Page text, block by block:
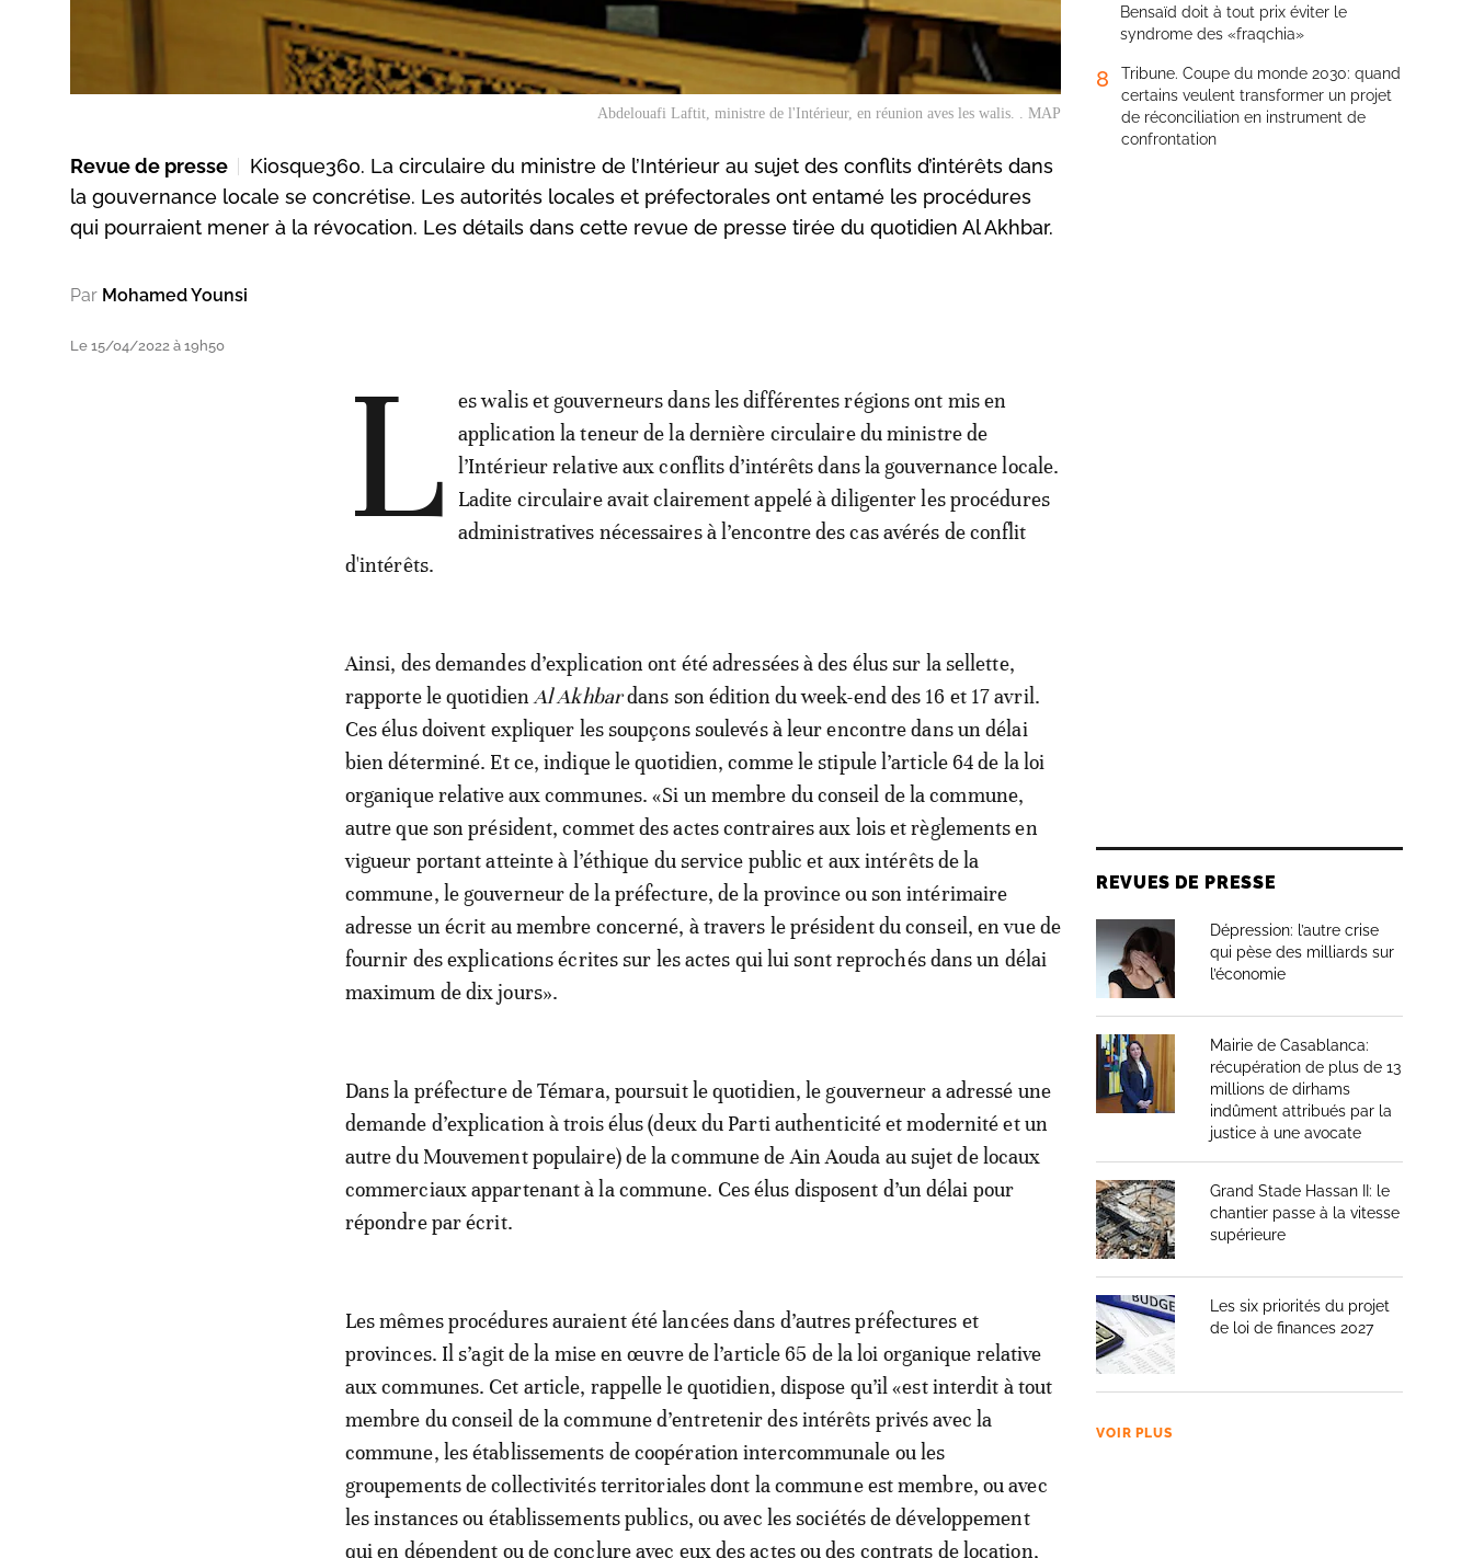
Abdelouafi Laftit, ministre de l'Intérieur, en réunion aves les walis. . MAP
Revue de presse
Kiosque360. La circulaire du ministre de l’Intérieur au sujet des conflits d’intérêts dans
la gouvernance locale se concrétise. Les autorités locales et préfectorales ont entamé les procédures
qui pourraient mener à la révocation. Les détails dans cette revue de presse tirée du quotidien Al Akhbar.
Par Mohamed Younsi
Le 15/04/2022 à 19h50 L
es walis et gouverneurs dans les différentes régions ont mis en
application la teneur de la dernière circulaire du ministre de
l’Intérieur relative aux conflits d’intérêts dans la gouvernance locale.
Ladite circulaire avait clairement appelé à diligenter les procédures
administratives nécessaires à l’encontre des cas avérés de conflit
d'intérêts.
Ainsi, des demandes d’explication ont été adressées à des élus sur la sellette,
rapporte le quotidienAl Akhbardans son édition du week-end des 16 et 17 avril.
Ces élus doivent expliquer les soupçons soulevés à leur encontre dans un délai
bien déterminé. Et ce, indique le quotidien, comme le stipule l’article 64 de la loi
organique relative aux communes. «Si un membre du conseil de la commune,
autre que son président, commet des actes contraires aux lois et règlements en
vigueur portant atteinte à l’éthique du service public et aux intérêts de la
commune, le gouverneur de la préfecture, de la province ou son intérimaire
adresse un écrit au membre concerné, à travers le président du conseil, en vue de
fournir des explications écrites sur les actes qui lui sont reprochés dans un délai
maximum de dix jours».
Dans la préfecture de Témara, poursuit le quotidien, le gouverneur a adressé une
demande d’explication à trois élus (deux du Parti authenticité et modernité et un
autre du Mouvement populaire) de la commune de Ain Aouda au sujet de locaux
commerciaux appartenant à la commune. Ces élus disposent d’un délai pour
répondre par écrit.
Les mêmes procédures auraient été lancées dans d’autres préfectures et
provinces. Il s’agit de la mise en œuvre de l’article 65 de la loi organique relative
aux communes. Cet article, rappelle le quotidien, dispose qu’il «est interdit à tout
membre du conseil de la commune d’entretenir des intérêts privés avec la
commune, les établissements de coopération intercommunale ou les
groupements de collectivités territoriales dont la commune est membre, ou avec
les instances ou établissements publics, ou avec les sociétés de développement
qui en dépendent ou de conclure avec eux des actes ou des contrats de location,
Bensaïd doit à tout prix éviter le
syndrome des «fraqchia»
8
Tribune. Coupe du monde 2030: quand
certains veulent transformer un projet
de réconciliation en instrument de
confrontation
REVUES DE PRESSE
Dépression: l’autre crise
qui pèse des milliards sur
l’économie
Mairie de Casablanca:
récupération de plus de 13
millions de dirhams
indûment attribués par la
justice à une avocate
Grand Stade Hassan II: le
chantier passe à la vitesse
supérieure
Les six priorités du projet
de loi de finances 2027
VOIR PLUS